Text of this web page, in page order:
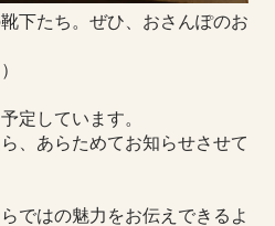
下たち。ぜひ、おさんぽのお
定しています。
、あらためてお知らせさせて
ではの魅力をお伝えできるよ